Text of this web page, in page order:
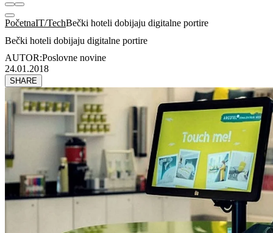
PočetnaIT/TechBečki hoteli dobijaju digitalne portire
Bečki hoteli dobijaju digitalne portire
AUTOR:Poslovne novine
24.01.2018
SHARE